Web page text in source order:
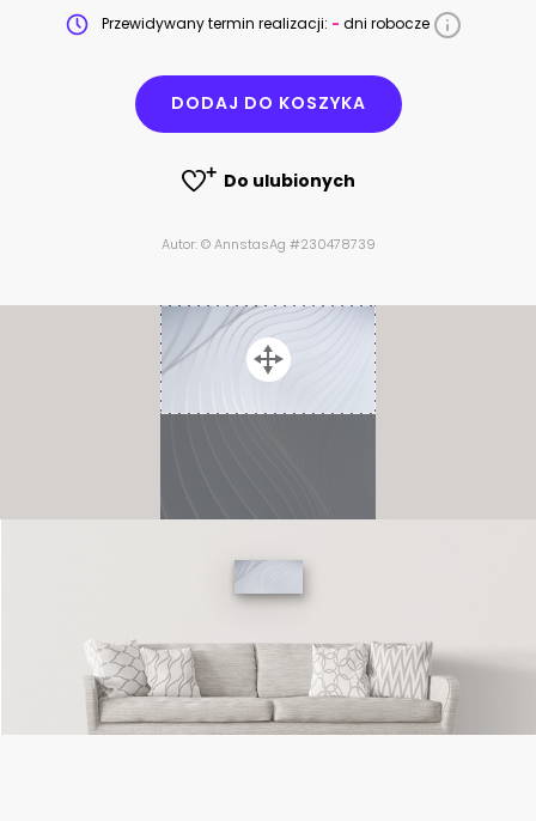
Przewidywany termin realizacji: - dni robocze
DODAJ DO KOSZYKA
Do ulubionych
Autor: © AnnstasAg #230478739